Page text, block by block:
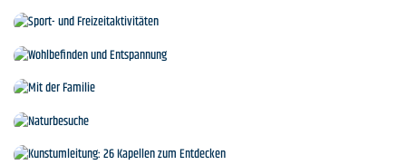
Wassersport und Strände
Sport- und Freizeitaktivitäten
Naturbesuche